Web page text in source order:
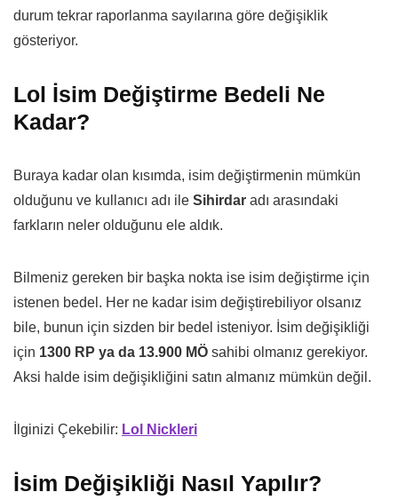
durum tekrar raporlanma sayılarına göre değişiklik
gösteriyor.
Lol İsim Değiştirme Bedeli Ne
Kadar?
Buraya kadar olan kısımda, isim değiştirmenin mümkün
olduğunu ve kullanıcı adı ile Sihirdar adı arasındaki
farkların neler olduğunu ele aldık.
Bilmeniz gereken bir başka nokta ise isim değiştirme için
istenen bedel. Her ne kadar isim değiştirebiliyor olsanız
bile, bunun için sizden bir bedel isteniyor. İsim değişikliği
için 1300 RP ya da 13.900 MÖ sahibi olmanız gerekiyor.
Aksi halde isim değişikliğini satın almanız mümkün değil.
İlginizi Çekebilir: Lol Nickleri
İsim Değişikliği Nasıl Yapılır?